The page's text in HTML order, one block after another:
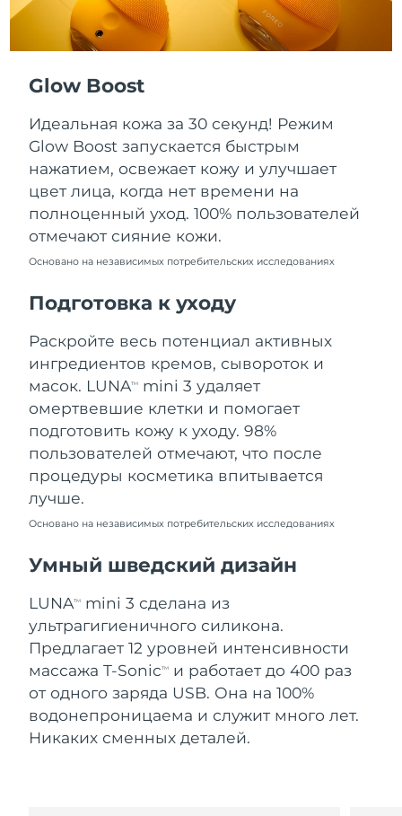
Glow Boost
Идеальная кожа за 30 секунд! Режим
Glow Boost запускается быстрым
нажатием, освежает кожу и улучшает
цвет лица, когда нет времени на
полноценный уход. 100% пользователей
отмечают сияние кожи.
Основано на независимых потребительских исследованиях
Подготовка к уходу
Раскройте весь потенциал активных
ингредиентов кремов, сывороток и
масок. LUNATM
mini 3 удаляет
омертвевшие клетки и помогает
подготовить кожу к уходу. 98%
пользователей отмечают, что после
процедуры косметика впитывается
лучше.
Основано на независимых потребительских исследованиях
Умный шведский дизайн
LUNATM
mini 3 сделана из
ультрагигиеничного силикона.
Предлагает 12 уровней интенсивности
массажа T-SonicTM
и работает до 400 раз
от одного заряда USB. Она на 100%
водонепроницаема и служит много лет.
Никаких сменных деталей.
Пуэрто-Рико
Ожидаемая дата доставки
Катар
Реюньон
Ожидаемая дата доставки
Румыния
Ожидаемая дата доставки
8/8/26
Россия
Ожидаемая дата доставки
8/16/26
Саудовская Аравия
Ожидаемая дата доставки
Сингапур
Ожидаемая дата доставки
Словакия
Ожидаемая дата доставки
Словения
Ожидаемая дата доставки
Южно-Африканская
Ожидаемая дата доставки
Испания
Ожидаемая дата доставки
8/8/26
Швеция
Ожидаемая дата доставки
Швейцария
Ожидаемая дата доставки